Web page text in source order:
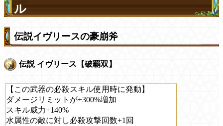
ル
伝説イヴリースの豪崩斧
伝説 イヴリース【破覇双】
【この武器の必殺スキル使用時に発動】
ダメージリミットが+300%増加
スキル威力+140%
水属性の敵に対し必殺攻撃回数+1回